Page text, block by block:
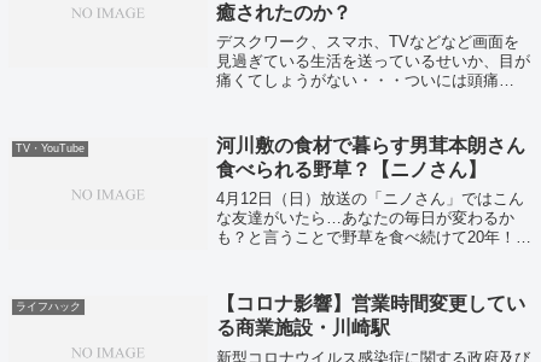
癒されたのか？
デスクワーク、スマホ、TVなどなど画面を
見過ぎている生活を送っているせいか、目が
痛くてしょうがない・・・ついには頭痛
TV・YouTube
河川敷の食材で暮らす男茸本朗さん
食べられる野草？【ニノさん】
4月12日（日）放送の「ニノさん」ではこん
な友達がいたら…あなたの毎日が変わるか
も？と言うことで野草を食べ続けて20年！野
ライフハック
【コロナ影響】営業時間変更してい
る商業施設・川崎駅
新型コロナウイルス感染症に関する政府及び